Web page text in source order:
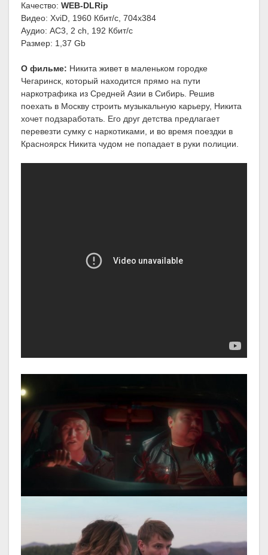
Качество: WEB-DLRip
Видео: XviD, 1960 Кбит/с, 704x384
Аудио: AC3, 2 ch, 192 Кбит/с
Размер: 1,37 Gb
О фильме: Никита живет в маленьком городке
Чегаринск, который находится прямо на пути
наркотрафика из Средней Азии в Сибирь. Решив
поехать в Москву строить музыкальную карьеру, Никита
хочет подзаработать. Его друг детства предлагает
перевезти сумку с наркотиками, и во время поездки в
Красноярск Никита чудом не попадает в руки полиции.